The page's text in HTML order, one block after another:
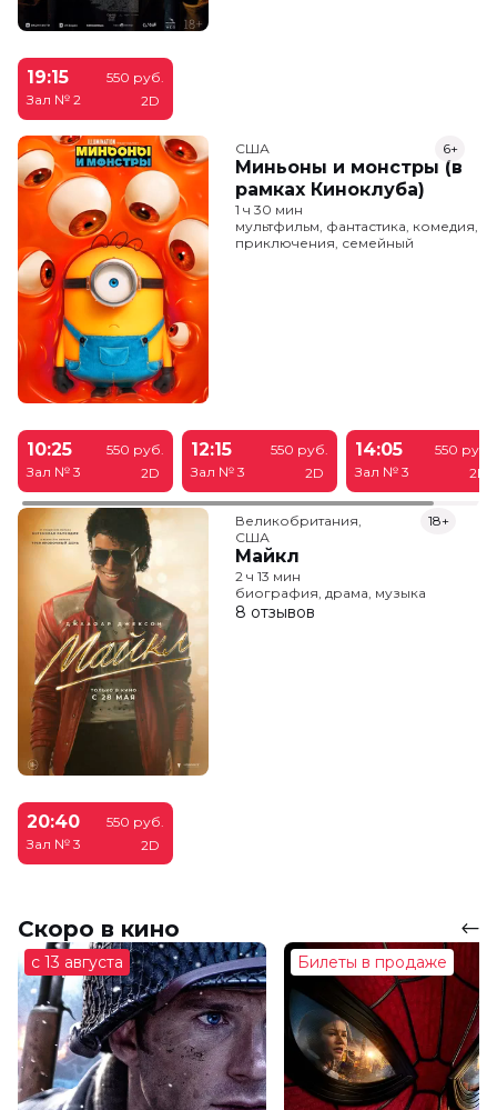
19:15
Зал № 2
550 руб.
2D
США
Миньоны и монстры (в
рамках Киноклуба)
6+
1 ч 30 мин
мультфильм, фантастика, комедия,
приключения, семейный
10:25
Зал № 3
550 руб.
2D
12:15
Зал № 3
550 руб.
2D
14:05
Зал № 3
550 руб.
2D
Великобритания,
США
Майкл
18+
2 ч 13 мин
биография, драма, музыка
8 отзывов
20:40
Зал № 3
550 руб.
2D
Скоро в кино
с 13 августа Билеты в продаже